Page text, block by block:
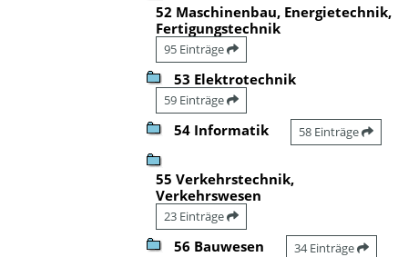
52 Maschinenbau, Energietechnik,
Fertigungstechnik
95 Einträge
53 Elektrotechnik
59 Einträge
54 Informatik 58 Einträge
55 Verkehrstechnik,
Verkehrswesen
23 Einträge
56 Bauwesen 34 Einträge